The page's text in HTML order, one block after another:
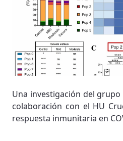
Una investigación del
colaboración con el HU
respuesta inmunitaria en